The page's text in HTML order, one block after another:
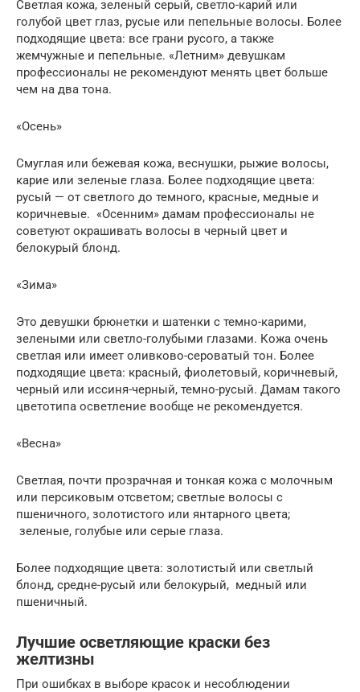
Светлая кожа, зеленый серый, светло-карий или
голубой цвет глаз, русые или пепельные волосы. Более
подходящие цвета: все грани русого, а также
жемчужные и пепельные. «Летним» девушкам
профессионалы не рекомендуют менять цвет больше
чем на два тона.
«Осень»
Смуглая или бежевая кожа, веснушки, рыжие волосы,
карие или зеленые глаза. Более подходящие цвета:
русый — от светлого до темного, красные, медные и
коричневые. «Осенним» дамам профессионалы не
советуют окрашивать волосы в черный цвет и
белокурый блонд.
«Зима»
Это девушки брюнетки и шатенки с темно-карими,
зелеными или светло-голубыми глазами. Кожа очень
светлая или имеет оливково-сероватый тон. Более
подходящие цвета: красный, фиолетовый, коричневый,
черный или иссиня-черный, темно-русый. Дамам такого
цветотипа осветление вообще не рекомендуется.
«Весна»
Светлая, почти прозрачная и тонкая кожа с молочным
или персиковым отсветом; светлые волосы с
пшеничного, золотистого или янтарного цвета;
зеленые, голубые или серые глаза.
Более подходящие цвета: золотистый или светлый
блонд, средне-русый или белокурый, медный или
пшеничный.
Лучшие осветляющие краски без
желтизны
При ошибках в выборе красок и несоблюдении